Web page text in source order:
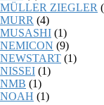
MÜLLER ZIEGLER
MURR (4)
MUSASHI (1)
NEMICON (9)
NEWSTART (1)
NISSEI (1)
NMB (1)
NOAH (1)